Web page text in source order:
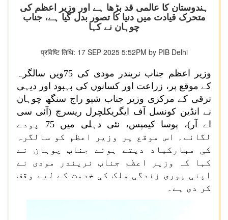
ہندوستان کا عالمی قد بڑھا ہے اور وزیر اعظم کی
متحرک قیادت میں دنیا کا تصور بدل گیا ہے، جناب
چوہان نے کہا
प्रविष्टि तिथि: 17 SEP 2025 5:52PM by PIB Delhi
وزیر اعظم جناب نریندر مودی کی 75ویں سالگرہ
کے موقع پر، زراعت اور کسانوں کی بہبود اور دیہی
ترقی کے مرکزی وزیر جناب شیو راج سنگھ چوہان
نے انڈین کونسل آف ایگریکلچرل ریسرچ (آئی سی
اے آر)، پوسا کیمپس، نئی دہلی میں 75 پودے
لگائے۔ اس موقع پر وزیر اعظم کو سالگرہ
کی مبارکباد دیتے ہوئے جناب چوہان نے
کہا کہ وزیر اعظم جناب نریندر مودی نے
اپنی پوری زندگی ملک کی خدمت کے لیے وقف
کر دی ہے۔